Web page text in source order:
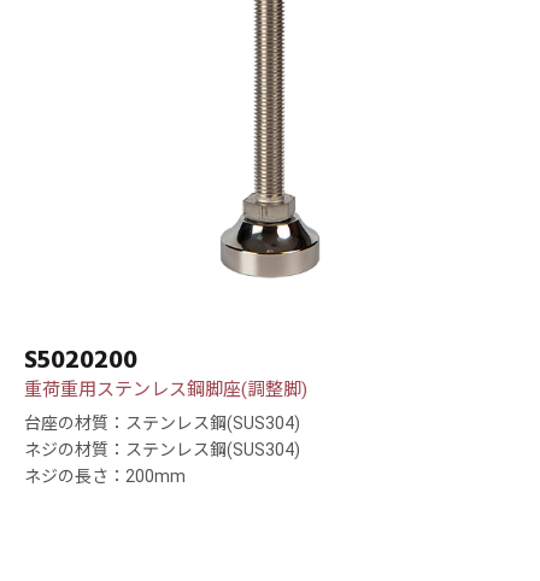
S5020200
重荷重用ステンレス鋼脚座(調整脚)
台座の材質：ステンレス鋼(SUS304)
ネジの材質：ステンレス鋼(SUS304)
ネジの長さ：200mm